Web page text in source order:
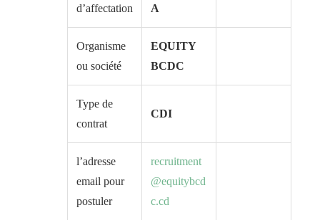
d’affectation
A
Organisme
ou société
EQUITY
BCDC
Type de
contrat
CDI
l’adresse
email pour
postuler
recruitment
@equitybcd
c.cd